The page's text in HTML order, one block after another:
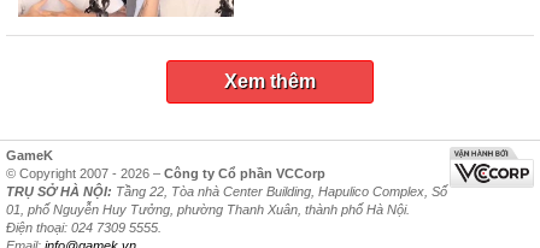
Xem thêm
GameK
© Copyright 2007 - 2026 – Công ty Cổ phần VCCorp
TRỤ SỞ HÀ NỘI: Tầng 22, Tòa nhà Center Building, Hapulico Complex, Số
01, phố Nguyễn Huy Tưởng, phường Thanh Xuân, thành phố Hà Nội.
Điện thoại: 024 7309 5555.